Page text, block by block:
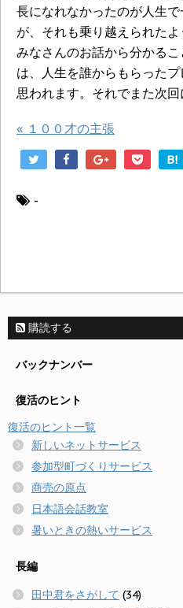
長になれなかったのが人生
が、それも乗り越えられたよ
みなさんのお話から分かる
は、人生を誰からもらった
思われます。それでまた次回
« １００才の主張
B!
-
購読する
バックナンバー
復活のヒント
復活のヒント一覧
新しいネットサービス
参加型町づくりサービス
商売の原点
日本語会話教室
暑いときの熱いサービス
長編
田中君をさがして (34)